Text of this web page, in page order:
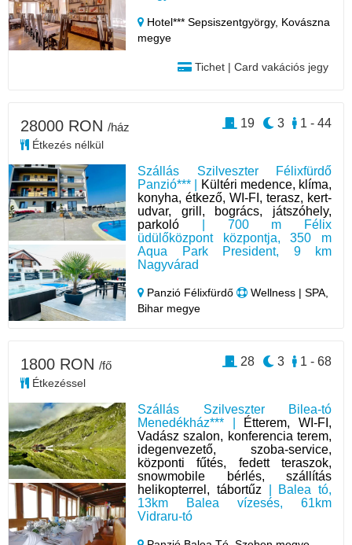
Hotel*** Sepsiszentgyörgy, Kovászna
megye
Tichet | Card vakációs jegy
Szállás Szilveszter Félixfürdő
Panzió*** |
Kültéri medence, klíma,
konyha, étkező, WI-FI, terasz, kert-
udvar, grill, bogrács, játszóhely,
parkoló | 700 m Félix
üdülőközpont központja, 350 m
Aqua Park President, 9 km
Nagyvárad
Panzió Félixfürdő
Wellness | SPA,
Bihar megye
28000 RON /ház
Étkezés nélkül
1 - 44
3
19
Szállás Szilveszter Bilea-tó
Menedékház*** | Étterem, WI-FI,
Vadász szalon, konferencia terem,
idegenvezető, szoba-service,
központi fűtés, fedett teraszok,
snowmobile bérlés, szállítás
helikopterrel, tábortűz | Balea tó,
13km Balea vízesés, 61km
Vidraru-tó
1800 RON /fő
Étkezéssel
1 - 68
3
28